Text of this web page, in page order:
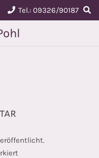
Tel.: 09326/90187